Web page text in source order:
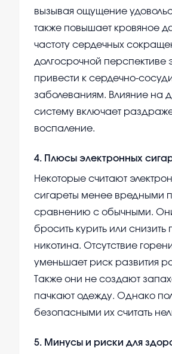
вызывая ощущение
также повышает кровяное
частоту сердечных
долгосрочной перспективе
привести к сердечно-
заболеваниям. Влияние на
систему включает
воспаление.
4. Плюсы электронных
Некоторые считают
сигареты менее вредными
сравнению с обычными.
бросить курить или снизить
никотина. Отсутствие
уменьшает риск развития
Также они не создают
пачкают одежду. Однако
безопасными их считать
5. Минусы и риски для